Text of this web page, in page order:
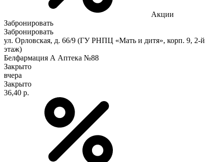
Акции
Забронировать
Забронировать
ул. Орловская, д. 66/9 (ГУ РНПЦ «Мать и дитя», корп. 9, 2-й
этаж)
Белфармация А Аптека №88
Закрыто
вчера
Закрыто
36,40 р.